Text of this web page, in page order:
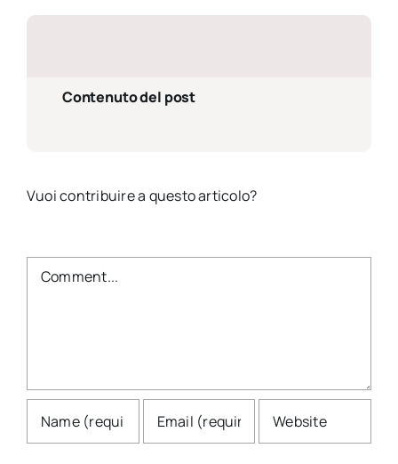
Contenuto del post
Vuoi contribuire a questo articolo?
Comment